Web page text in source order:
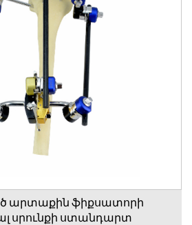
արտաքին ֆիքսատորի
սրունքի ստանդարտ